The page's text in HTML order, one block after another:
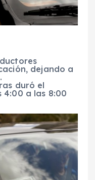
dejando a
duró el
4:00 a las 8:00